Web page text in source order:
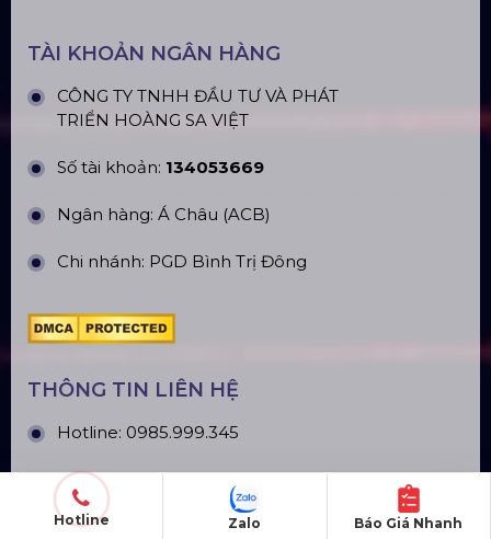
TÀI KHOẢN NGÂN HÀNG
CÔNG TY TNHH ĐẦU TƯ VÀ PHÁT
TRIỂN HOÀNG SA VIỆT
Số tài khoản: 134053669
Ngân hàng: Á Châu (ACB)
Chi nhánh: PGD Bình Trị Đông
THÔNG TIN LIÊN HỆ
Hotline: 0985.999.345
Email:
Website: www.hoangsaviet.com
Hotline Báo Giá Nhanh
Zalo